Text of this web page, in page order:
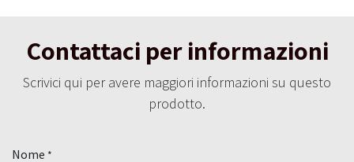
Contattaci per informazioni
Scrivici qui per avere maggiori informazioni su questo
prodotto.
Nome *